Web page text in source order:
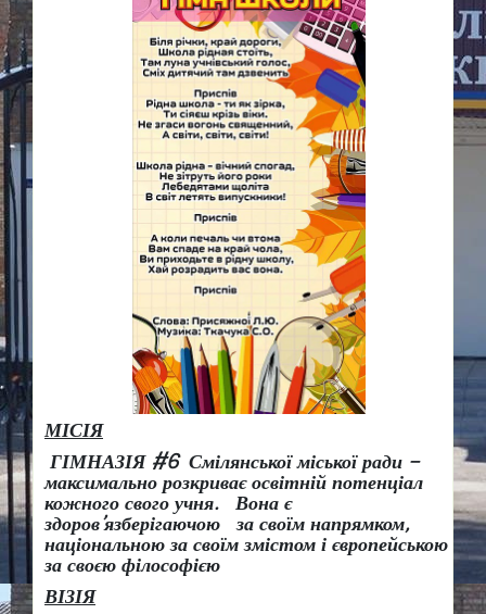
МІСІЯ
ГІМНАЗІЯ #6 Смілянської міської ради –
максимально розкриває освітній потенціал
кожного свого учня.
Вона є
здоров’язберігаючою за своїм напрямком,
національною за своїм змістом і європейською
за своєю філософією
ВІЗІЯ